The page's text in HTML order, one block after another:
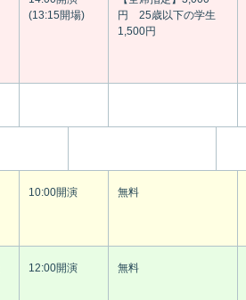
(13:15開場)
円 25歳以下の学生
1,500円
10:00開演 無料
12:00開演 無料